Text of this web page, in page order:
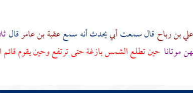
بن رباحقال سمعتأبييحدث أنه سمععقبة بن عامرقال
موتانا حين تطلع الشمس بازغة حتى ترتفع وحين يقوم قائم